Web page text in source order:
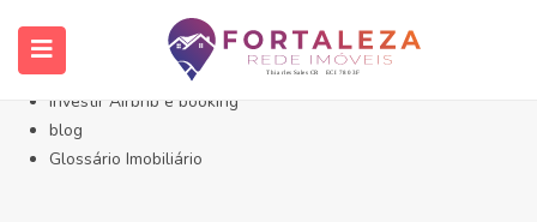
Início- Imóveis Fortaleza Eusébio
Imóveis em Fortaleza
Imóveis no Eusébio
Investir Airbnb e booking
blog
Glossário Imobiliário